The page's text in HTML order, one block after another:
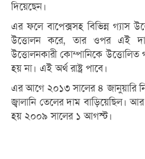
দিয়েছেন।
এর ফলে বাপেক্সসহ বিভিন্ন গ্যাস
উত্তোলন করে, তার ওপর এই
উত্তোলনকারী কোম্পানিকে
হয় না। এই অর্থ রাষ্ট্র পাবে।
এর আগে ২০১৩ সালের ৪ জানুয়ারি
জ্বালানি তেলের দাম বাড়িয়েছিল।
হয় ২০০৯ সালের ১ আগস্ট।